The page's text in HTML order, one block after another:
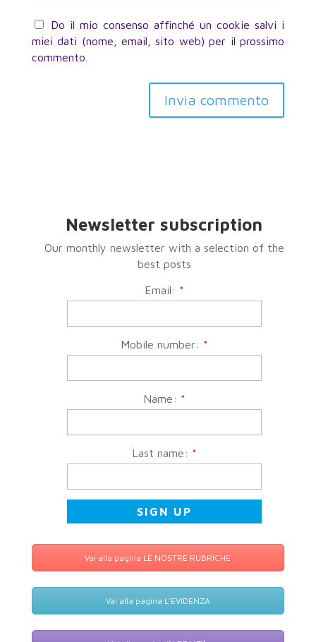
Do il mio consenso affinché un cookie salvi i
miei dati (nome, email, sito web) per il prossimo
commento.
Invia commento
Newsletter subscription
Our monthly newsletter with a selection of the
best posts
Email: *
Mobile number: *
Name: *
Last name: *
Vai alla pagina LE NOSTRE RUBRICHE
Vai alla pagina L'EVIDENZA